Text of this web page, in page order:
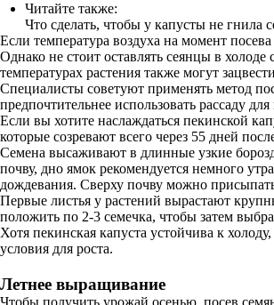
Читайте также:
Что сделать, чтобы у капусты не гнила
Если температура воздуха на момент
Однако не стоит оставлять сеянцы в
температурах растения также могут
Специалисты советуют применять метод
предпочтительнее использовать рассаду
Если вы хотите наслаждаться пекинской
которые созревают всего через 55 дней
Семена высаживают в длинные узкие
почву, дно ямок рекомендуется немного
дождевания. Сверху почву можно
Первые листья у растений вырастают
положить по 2-3 семечка, чтобы затем
Хотя пекинская капуста устойчива к
условия для роста.
Летнее выращивание
Чтобы получить урожай осенью, посев